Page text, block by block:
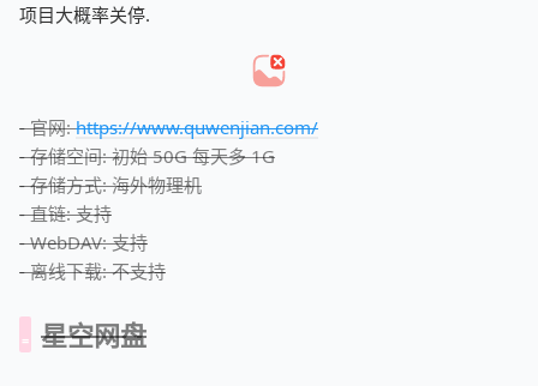
项目大概率关停.
- 官网:https://www.quwenjian.com/
- 存储空间: 初始 50G 每天多 1G
- 存储方式: 海外物理机
- 直链: 支持
- WebDAV: 支持
- 离线下载: 不支持
星空网盘